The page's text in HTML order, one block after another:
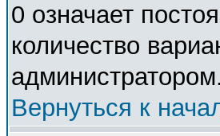
0 означает
количество
администратором.
Вернуться к